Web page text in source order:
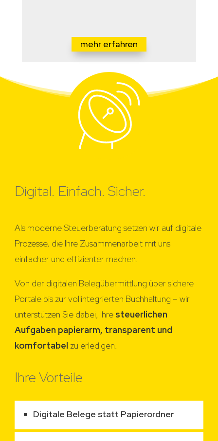
mehr erfahren
Digital. Einfach. Sicher.
Als moderne Steuerberatung setzen wir auf digitale
Prozesse, die Ihre Zusammenarbeit mit uns
einfacher und effizienter machen.
Von der digitalen Belegübermittlung über sichere
Portale bis zur vollintegrierten Buchhaltung – wir
unterstützen Sie dabei, Ihre steuerlichen
Aufgaben papierarm, transparent und
komfortabel zu erledigen.
Ihre Vorteile
Digitale Belege statt Papierordner